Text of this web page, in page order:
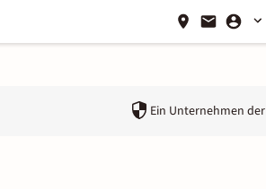
Ein Unternehmen der